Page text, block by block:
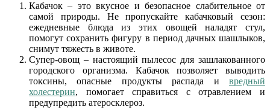
Кабачок – это вкусное и безопасное слабительное от
самой природы. Не пропускайте кабачковый сезон:
ежедневные блюда из этих овощей наладят стул,
помогут сохранить фигуру в период дачных шашлыков,
снимут тяжесть в животе.
Супер-овощ – настоящий пылесос для зашлакованного
городского организма. Кабачок позволяет выводить
токсины, опасные продукты распада и вредный
холестерин, помогает справиться с отравлением и
предупредить атеросклероз.